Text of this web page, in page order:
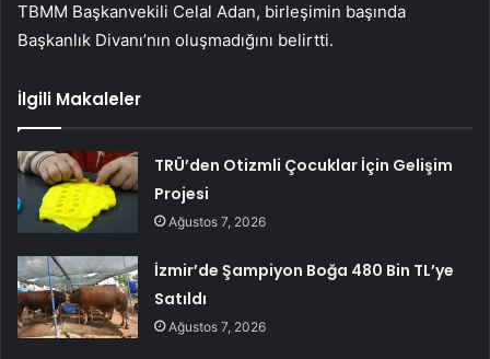
TBMM Başkanvekili Celal Adan, birleşimin başında
Başkanlık Divanı’nın oluşmadığını belirtti.
İlgili Makaleler
TRÜ’den Otizmli Çocuklar İçin Gelişim
Projesi
Ağustos 7, 2026
İzmir’de Şampiyon Boğa 480 Bin TL’ye
Satıldı
Ağustos 7, 2026